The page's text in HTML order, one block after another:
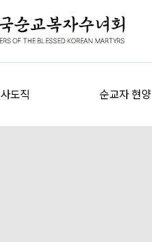
사도직 순교자 현양